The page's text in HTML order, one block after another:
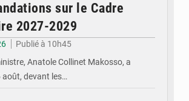
sur le Cadre
2027-2029
Publié à 10h45
Anatole Collinet Makosso, a
août, devant les…